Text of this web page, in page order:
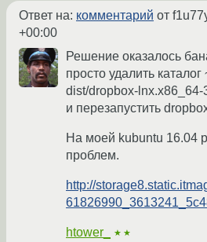
Ответ на: комментарий от
+00:00
Решение оказалось
просто удалить
dist/dropbox-
и перезапустить
На моей kubuntu 16.04
проблем.
http://
htower_ ★★